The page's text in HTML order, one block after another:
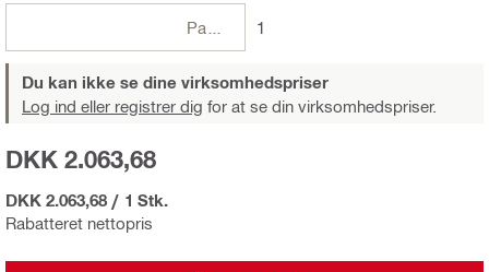
1
Du kan ikke se dine virksomhedspriser
Log ind eller registrer dig for at se din virksomhedspriser.
Rabatteret nettopris
DKK 2.063,68
DKK 2.063,68 / 1 Stk.